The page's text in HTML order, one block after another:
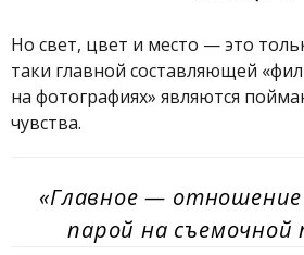
Но свет, цвет и место — это
таки главной составляющей
на фотографиях» являются
чувства.
«Главное —
парой на съемочной